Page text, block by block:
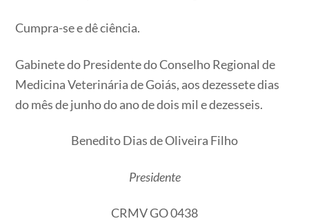
Cumpra-se e dê ciência.
Gabinete do Presidente do Conselho Regional de
Medicina Veterinária de Goiás, aos dezessete dias
do mês de junho do ano de dois mil e dezesseis.
Benedito Dias de Oliveira Filho
Presidente
CRMV GO 0438